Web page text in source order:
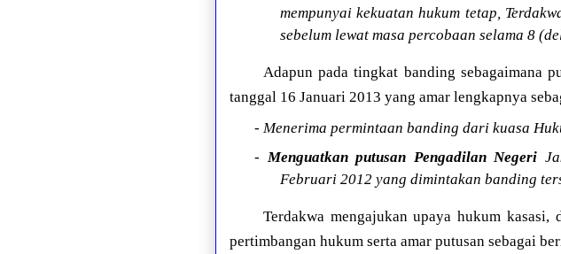
mempunyai kekuatan hukum tetap,
sebelum lewat masa percobaan selama 8
Adapun pada tingkat banding sebagaimana
tanggal 16 Januari 2013 yang amar lengkapnya
- Menerima permintaan banding dari kuasa
-Menguatkan putusan Pengadilan Negeri
Februari 2012 yang dimintakan banding
Terdakwa mengajukan upaya hukum kasasi,
pertimbangan hukum serta amar putusan sebagai